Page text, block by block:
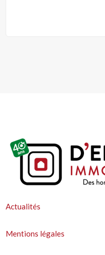
Actualités
Mentions légales